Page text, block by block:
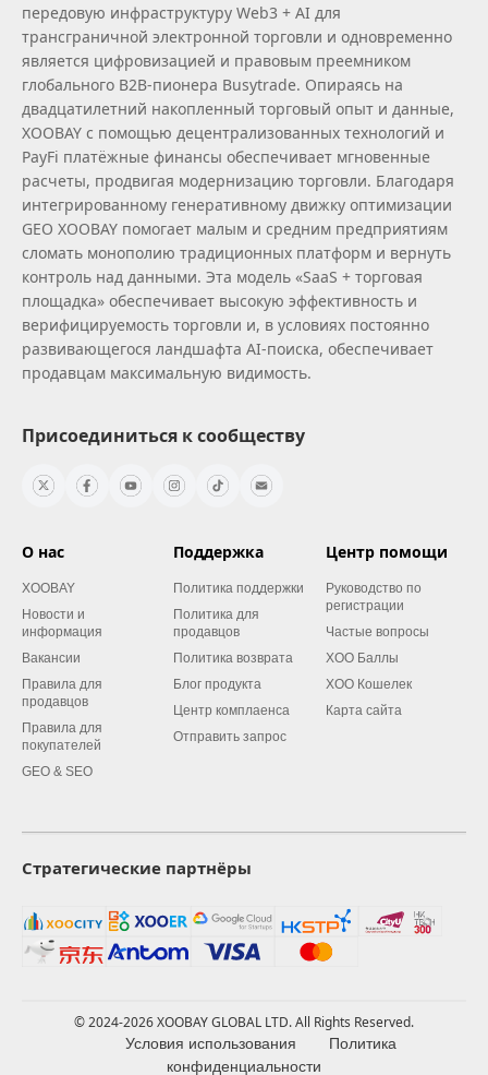
передовую инфраструктуру Web3 + AI для
трансграничной электронной торговли и одновременно
является цифровизацией и правовым преемником
глобального B2B‑пионера Busytrade. Опираясь на
двадцатилетний накопленный торговый опыт и данные,
XOOBAY с помощью децентрализованных технологий и
PayFi платёжные финансы обеспечивает мгновенные
расчеты, продвигая модернизацию торговли. Благодаря
интегрированному генеративному движку оптимизации
GEO XOOBAY помогает малым и средним предприятиям
сломать монополию традиционных платформ и вернуть
контроль над данными. Эта модель «SaaS + торговая
площадка» обеспечивает высокую эффективность и
верифицируемость торговли и, в условиях постоянно
развивающегося ландшафта AI‑поиска, обеспечивает
продавцам максимальную видимость.
Присоединиться к сообществу
О нас
XOOBAY
Новости и
информация
Вакансии
Правила для
продавцов
Правила для
покупателей
GEO & SEO
Поддержка
Политика поддержки
Политика для
продавцов
Политика возврата
Блог продукта
Центр комплаенса
Отправить запрос
Центр помощи
Руководство по
регистрации
Частые вопросы
XOO Баллы
XOO Кошелек
Карта сайта
Стратегические партнёры
© 2024-2026 XOOBAY GLOBAL LTD. All Rights Reserved.
Условия использования
Политика
конфиденциальности